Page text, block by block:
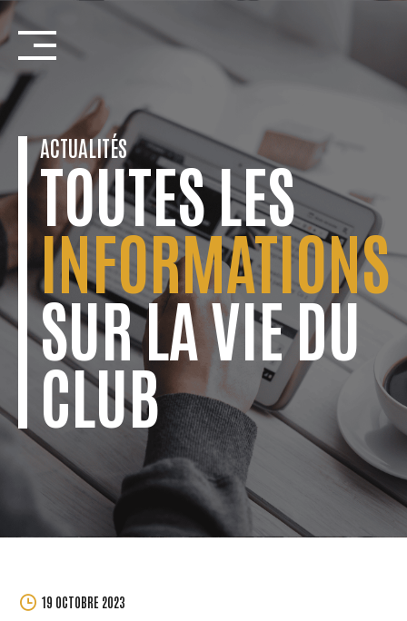
Skip
content
ACTUALITÉS
TOUTES LES
INFORMATIONS
SUR LA VIE DU
CLUB
19 OCTOBRE 2023
PERCHET